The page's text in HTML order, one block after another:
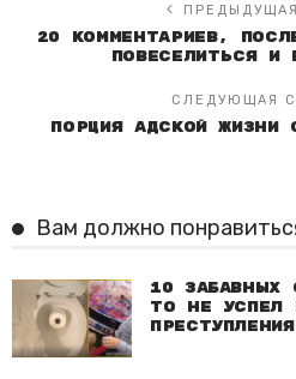
20 комментариев,
повеселиться и
СЛЕДУЮЩАЯ
Порция адской жизни
Вам должно
10 забавных
то не успел
преступления